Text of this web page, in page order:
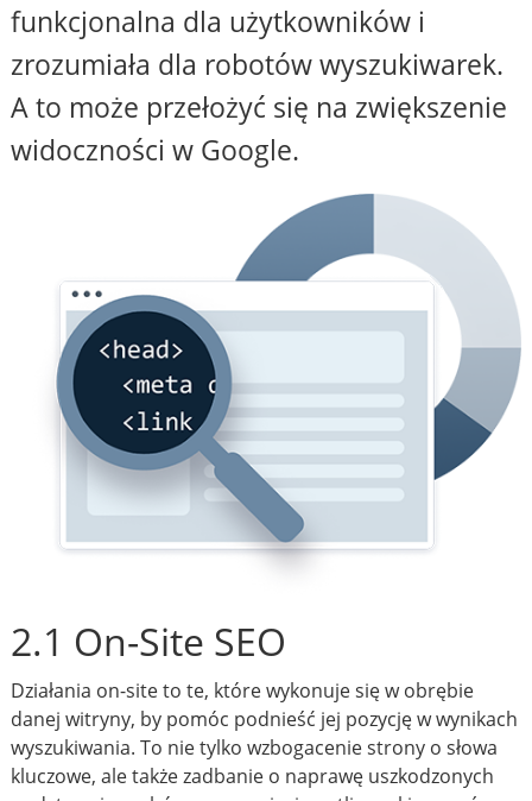
funkcjonalna dla użytkowników i
zrozumiała dla robotów wyszukiwarek.
A to może przełożyć się na zwiększenie
widoczności w Google.
2.1 On-Site SEO
Działania on-site to te, które wykonuje się w obrębie
danej witryny, by pomóc podnieść jej pozycję w wynikach
wyszukiwania. To nie tylko wzbogacenie strony o słowa
kluczowe, ale także zadbanie o naprawę uszkodzonych